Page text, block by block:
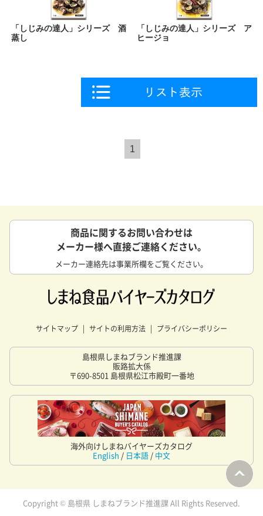
「しじみの達人」シリーズ 酒
蒸し
「しじみの達人」シリーズ ア
ヒージョ
1
商品に関するお問い合わせは
メーカー様へ直接ご連絡ください。
メーカー連絡先は事業所欄をご覧ください。
サイトマップ サイトの利用方法 プライバシーポリシー
島根県しまねブランド推進課
販路拡大係
〒690-8501 島根県松江市殿町一番地
海外向けしまねバイヤーズカタログ
English / 日本語 / 中文
Copyright © 島根県 しまねブランド推進課 All Rights Reserved.